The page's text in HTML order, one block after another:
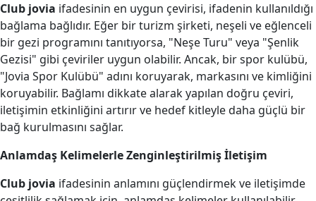
Club jovia ifadesinin en uygun çevirisi, ifadenin kullanıldığı
bağlama bağlıdır. Eğer bir turizm şirketi, neşeli ve eğlenceli
bir gezi programını tanıtıyorsa, "Neşe Turu" veya "Şenlik
Gezisi" gibi çeviriler uygun olabilir. Ancak, bir spor kulübü,
"Jovia Spor Kulübü" adını koruyarak, markasını ve kimliğini
koruyabilir. Bağlamı dikkate alarak yapılan doğru çeviri,
iletişimin etkinliğini artırır ve hedef kitleyle daha güçlü bir
bağ kurulmasını sağlar.
Anlamdaş Kelimelerle Zenginleştirilmiş İletişim
Club jovia ifadesinin anlamını güçlendirmek ve iletişimde